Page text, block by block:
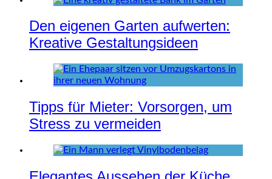
Den eigenen Garten aufwerten:
Kreative Gestaltungsideen
Tipps für Mieter: Vorsorgen, um
Stress zu vermeiden